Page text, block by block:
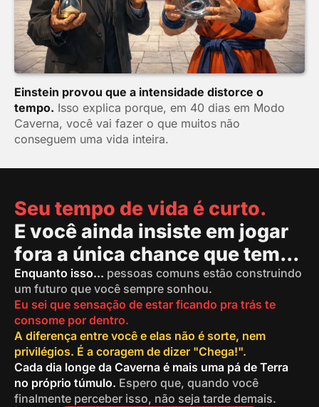
Einstein provou que a intensidade distorce o
tempo. Isso explica porque, em 40 dias em Modo
Caverna, você vai fazer o que muitos não
conseguem uma vida inteira.
Seu tempo de vida é curto.
E você ainda insiste em jogar
fora a única chance que tem...
Enquanto isso... pessoas comuns estão construindo
um futuro que você sempre sonhou.
Eu sei que sensação de estar ficando pra trás te
consome por dentro.
A diferença entre você e elas não é sorte, nem
privilégios. É a coragem de dizer "Chega!".
Cada dia longe da Caverna é mais uma pá de Terra
no próprio túmulo. Espero que, quando você
finalmente perceber isso, não seja tarde demais.